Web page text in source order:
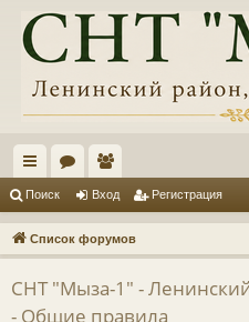
с
ы
лк
и
ум
ы
ол
ьз
ов
ат
Поиск Вход Регистрация
Список форумов
СНТ "Мыза-1" -
- Общие правила